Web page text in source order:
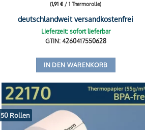
(1,91€ / 1 Thermorolle)
deutschlandweit versandkostenfrei
Lieferzeit: sofort lieferbar
GTIN: 4260417550628
IN DEN WARENKORB
50 Rollen